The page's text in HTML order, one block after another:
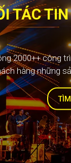
trình
TÁC TIN
2000++ công
hàng những
- ĐỐI
1000++ công
hàng những